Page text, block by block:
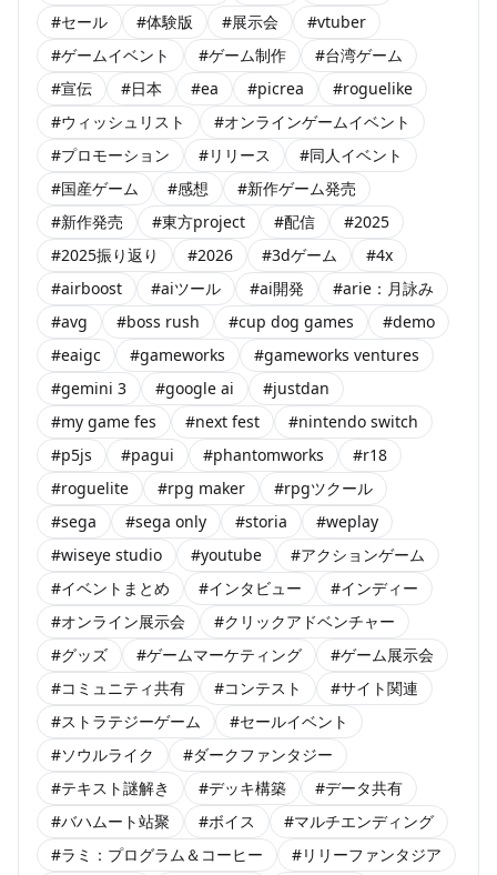
#セール #体験版 #展示会
#vtuber
#ゲームイベント
#ゲーム制作
#台湾ゲーム
#宣伝
#日本 #ea #picrea
#roguelike
#ウィッシュリスト
#オンラインゲームイベント
#プロモーション
#リリース
#同人イベント
#国産ゲーム
#感想
#新作ゲーム発売
#新作発売
#東方project #配信
#2025
#2025振り返り
#2026 #3dゲーム
#4x
#airboost
#aiツール #ai開発
#arie：月詠み
#avg
#boss rush #cup dog games
#demo
#eaigc
#gameworks
#gameworks ventures
#gemini 3
#google ai
#justdan
#my game fes
#next fest
#nintendo switch
#p5js
#pagui #phantomworks
#r18
#roguelite
#rpg maker
#rpgツクール
#sega
#sega only #storia
#weplay
#wiseye studio
#youtube
#アクションゲーム
#イベントまとめ
#インタビュー
#インディー
#オンライン展示会
#クリックアドベンチャー
#グッズ
#ゲームマーケティング
#ゲーム展示会
#コミュニティ共有
#コンテスト
#サイト関連
#ストラテジーゲーム
#セールイベント
#ソウルライク
#ダークファンタジー
#テキスト謎解き
#デッキ構築
#データ共有
#バハムート站聚
#ボイス
#マルチエンディング
#ラミ：プログラム＆コーヒー
#リリーファンタジア